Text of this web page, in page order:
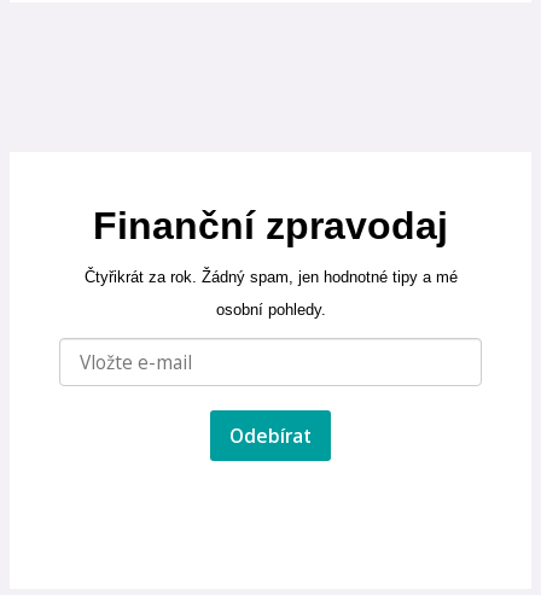
Finanční zpravodaj
Čtyřikrát za rok. Žádný spam, jen hodnotné tipy a mé
osobní pohledy.
Odebírat